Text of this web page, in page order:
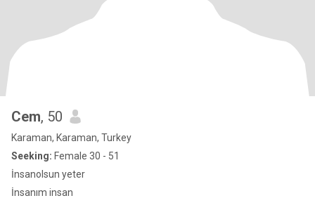
Cem, 50
Karaman, Karaman, Turkey
Seeking: Female 30 - 51
İnsanolsun yeter
İnsanım insan